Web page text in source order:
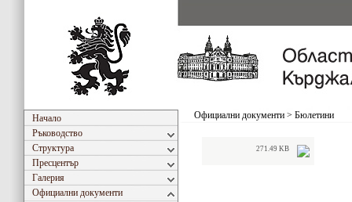
Начало
Ръководство
Структура
Пресцентър
Галерия
Официални документи
Официални документи > Бюлетини
271.49 KB